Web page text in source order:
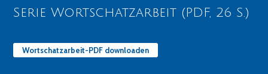
Serie Wortschatzarbeit (PDF, 26 S.)
Wortschatzarbeit-PDF downloaden